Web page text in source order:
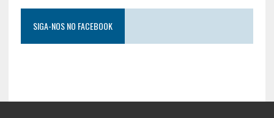
SIGA-NOS NO FACEBOOK